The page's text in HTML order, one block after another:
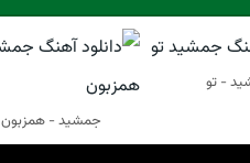
- تو
جمشید - همزبون